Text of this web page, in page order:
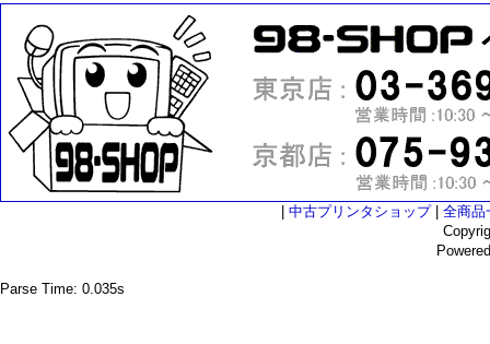
中古プリンタショップ| 全商品
Parse Time: 0.035s